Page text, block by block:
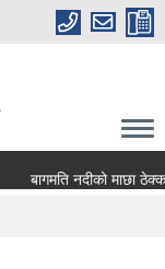
बागमति नदीको माछा ठेक्का